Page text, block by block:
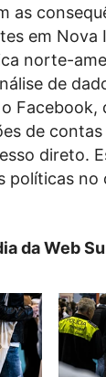
as
em Nova
norte-
de
Facebook,
de
direto.
políticas no
da Web